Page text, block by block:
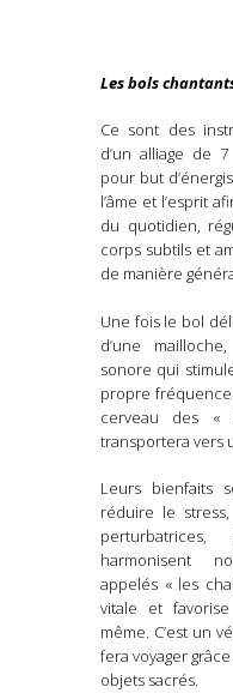
Les bols
Ce sont des
d’un alliage de
pour but
l’âme et l’esprit
du quotidien,
corps subtils et
de manière
Une fois le bol
d’une
sonore qui
propre
cerveau des «
transportera vers
Leurs bienfaits
réduire le
harmonisent
appelés « les
vitale et
même. C’est un
fera voyager
objets sacrés.